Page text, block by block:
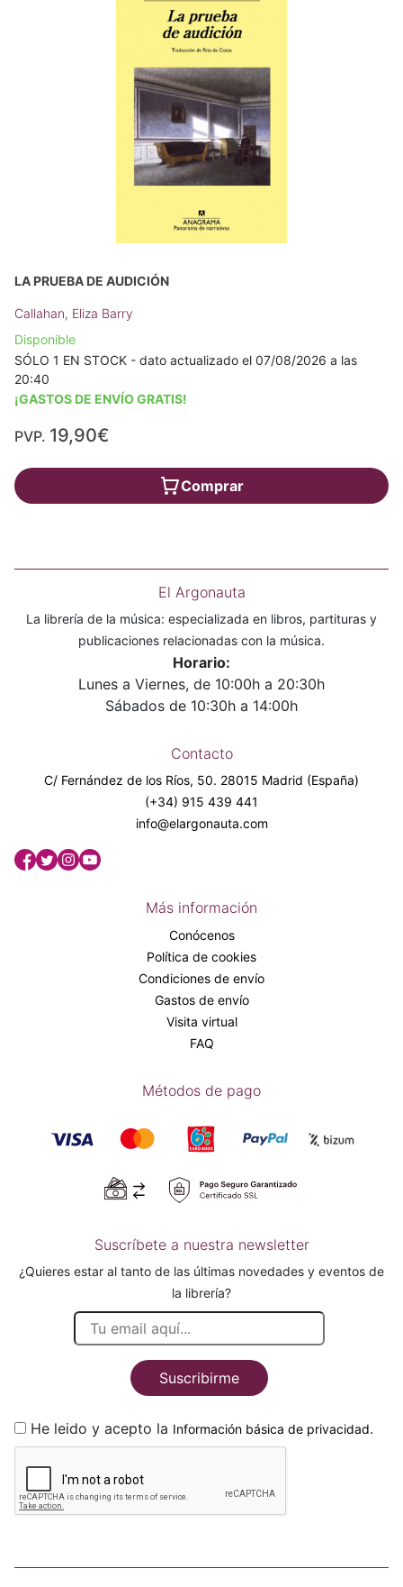
LA PRUEBA DE AUDICIÓN
Callahan, Eliza Barry
Disponible
SÓLO 1 EN STOCK - dato actualizado el 07/08/2026 a las
20:40
¡GASTOS DE ENVÍO GRATIS!
PVP. 19,90€
Comprar
El Argonauta
La librería de la música: especializada en libros, partituras y
publicaciones relacionadas con la música.
Horario:
Lunes a Viernes, de 10:00h a 20:30h
Sábados de 10:30h a 14:00h
Contacto
C/ Fernández de los Ríos, 50. 28015 Madrid (España)
(+34) 915 439 441
info@elargonauta.com
Más información
Conócenos
Política de cookies
Condiciones de envío
Gastos de envío
Visita virtual
FAQ
Métodos de pago
Suscríbete a nuestra newsletter
¿Quieres estar al tanto de las últimas novedades y eventos de
la librería?
Suscribirme
He leido y acepto la Información básica de privacidad.